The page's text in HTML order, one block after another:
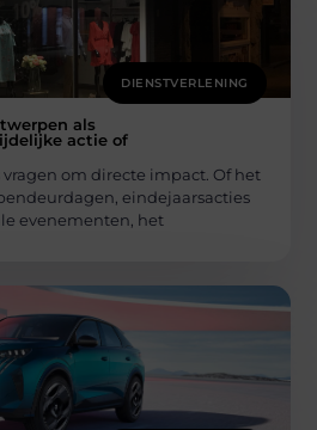
DIENSTVERLENING
als
actie of
om directe impact. Of het
eindejaarsacties
evenementen, het